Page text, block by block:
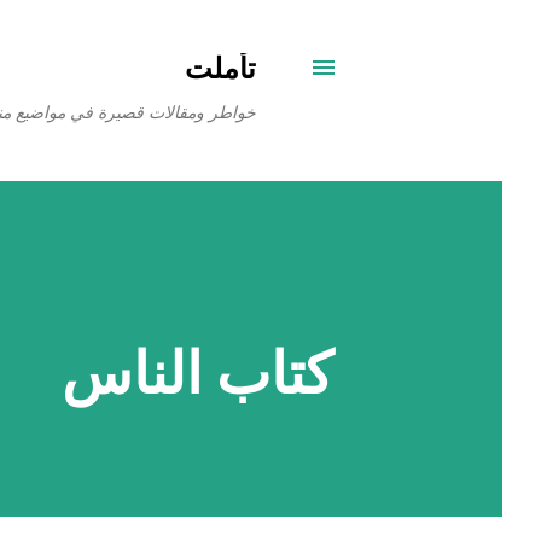
تأملت
خواطر ومقالات قصيرة في مواضيع
كتاب الناس